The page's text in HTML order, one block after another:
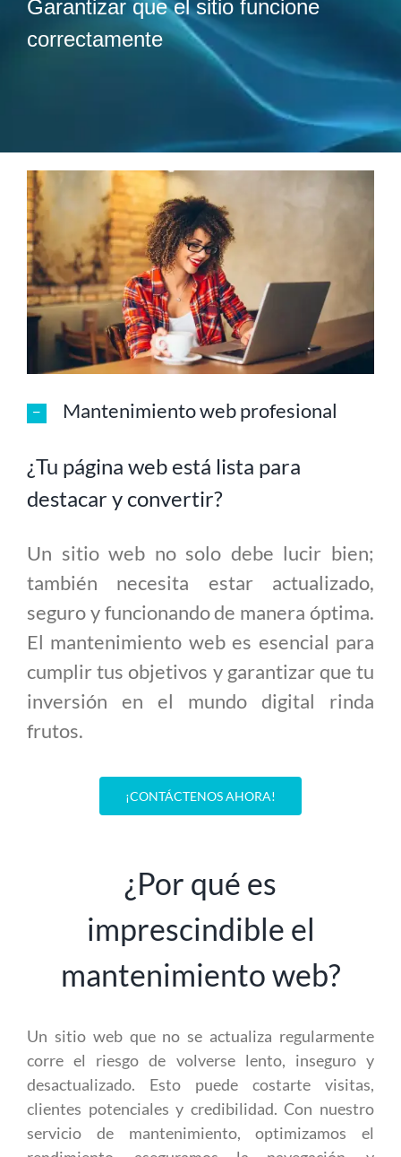
Garantizar que el sitio funcione
correctamente
Mantenimiento web profesional
¿Tu página web está lista para
destacar y convertir?
Un sitio web no solo debe lucir bien;
también necesita estar actualizado,
seguro y funcionando de manera óptima.
El mantenimiento web es esencial para
cumplir tus objetivos y garantizar que tu
inversión en el mundo digital rinda
frutos.
¡CONTÁCTENOS AHORA!
¿Por qué es
imprescindible el
mantenimiento web?
Un sitio web que no se actualiza regularmente
corre el riesgo de volverse lento, inseguro y
desactualizado. Esto puede costarte visitas,
clientes potenciales y credibilidad. Con nuestro
servicio de mantenimiento, optimizamos el